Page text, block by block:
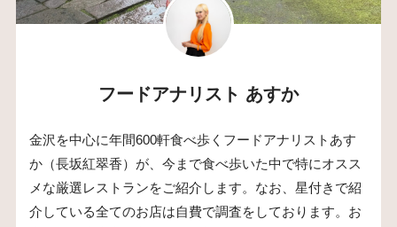
フードアナリスト あすか
金沢を中心に年間600軒食べ歩くフードアナリストあす
か（長坂紅翠香）が、今まで食べ歩いた中で特にオスス
メな厳選レストランをご紹介します。なお、星付きで紹
介している全てのお店は自費で調査をしております。お